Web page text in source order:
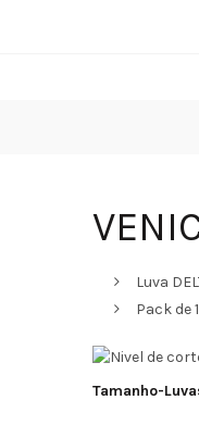
Luva
Pack de
Tamanho-